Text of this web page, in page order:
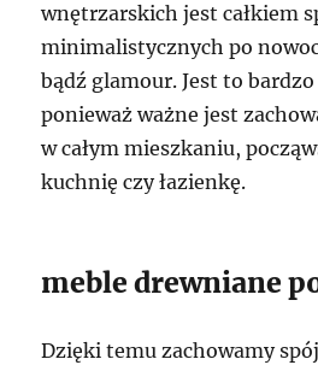
wnętrzarskich jest całkiem
minimalistycznych po
bądź glamour. Jest to
ponieważ ważne jest
w całym mieszkaniu,
kuchnię czy łazienkę.
meble drewniane
Dzięki temu zachowamy